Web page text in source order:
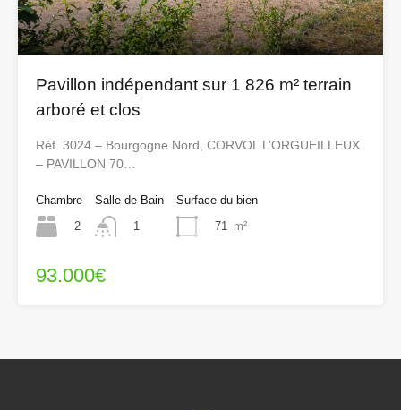
Pavillon indépendant sur 1 826 m² terrain
arboré et clos
Réf. 3024 – Bourgogne Nord, CORVOL L’ORGUEILLEUX
– PAVILLON 70…
Chambre
2
Salle de Bain
1
Surface du bien
71 m²
93.000€